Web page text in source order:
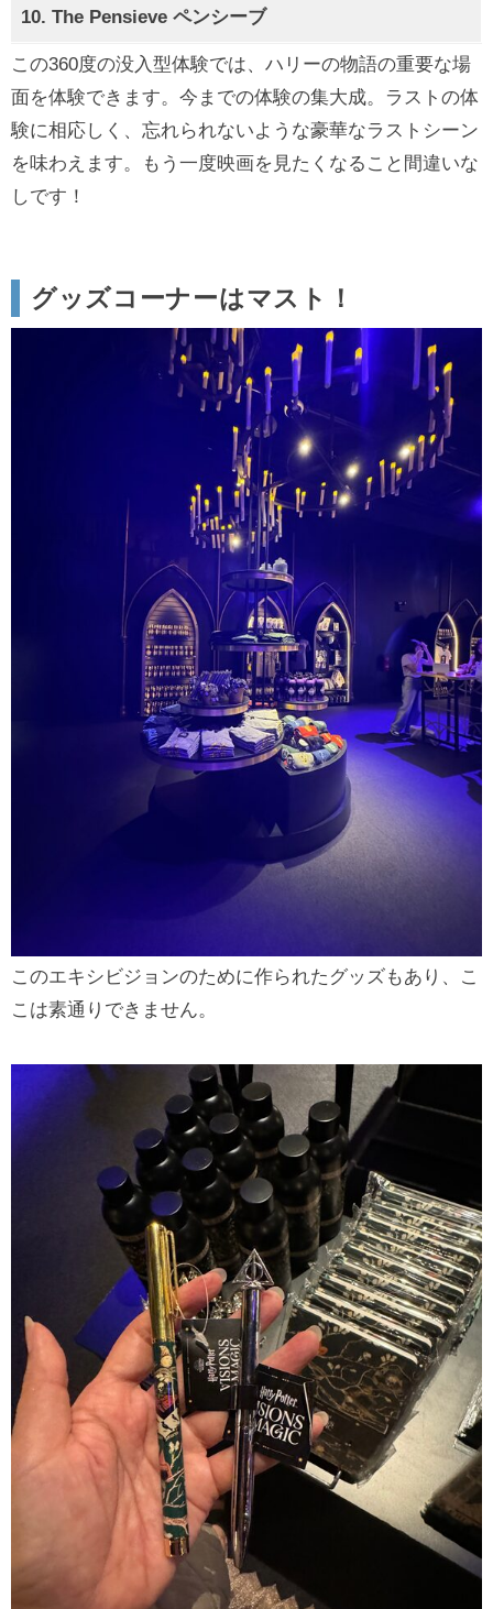
10. The Pensieve ペンシーブ
この360度の没入型体験では、ハリーの物語の重要な場
面を体験できます。今までの体験の集大成。ラストの体
験に相応しく、忘れられないような豪華なラストシーン
を味わえます。もう一度映画を見たくなること間違いな
しです！
グッズコーナーはマスト！
このエキシビジョンのために作られたグッズもあり、こ
こは素通りできません。